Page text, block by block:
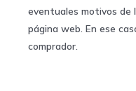
eventuales motivos de
página web. En ese
comprador.